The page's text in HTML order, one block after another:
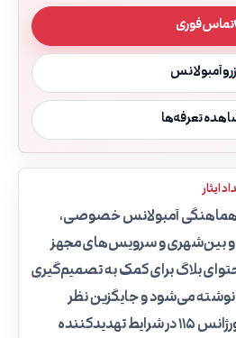
تماس فوری
آمبولانس
تعرفه‌ها
ایثار
هماهنگی آمبولانس خصوصی،
و بین‌شهری و سرویس‌های مجهز
بلاگ برای کمک به تصمیم‌گیری
نوشته می‌شود و جایگزین نظر
پزشک یا تماس با اورژانس ۱۱۵ در شرایط تهدیدکننده